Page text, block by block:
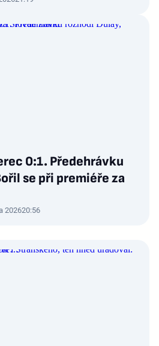
0:1. Předehrávku
se při premiéře za
202620:56